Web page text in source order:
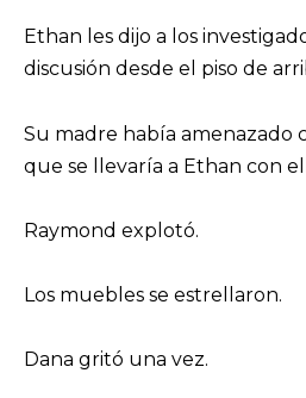
Ethan les dijo a los
discusión desde el piso de
Su madre había amenazado
que se llevaría a Ethan con
Raymond explotó.
Los muebles se estrellaron.
Dana gritó una vez.